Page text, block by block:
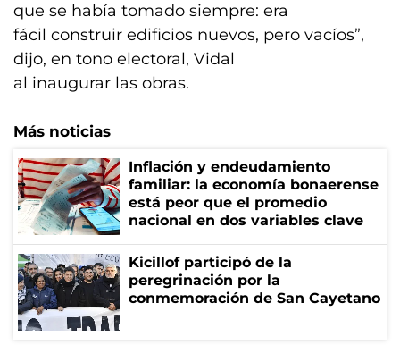
que se había tomado siempre: era
fácil construir edificios nuevos, pero vacíos”,
dijo, en tono electoral, Vidal
al inaugurar las obras.
Más noticias
Inflación y endeudamiento
familiar: la economía bonaerense
está peor que el promedio
nacional en dos variables clave
Kicillof participó de la
peregrinación por la
conmemoración de San Cayetano